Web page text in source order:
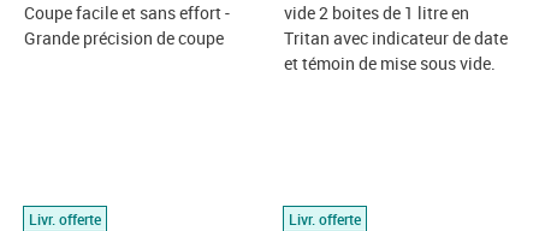
Livr. offerte
Livr. offerte